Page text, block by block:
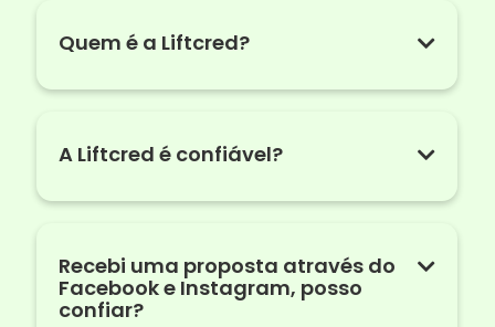
Quem é a Liftcred?
A Liftcred é confiável?
Recebi uma proposta através do
Facebook e Instagram, posso
confiar?